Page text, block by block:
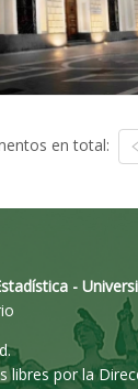
en total:
-
libres por la